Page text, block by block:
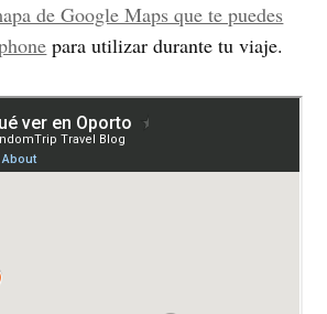
de Google Maps que te puedes
para utilizar durante tu viaje.